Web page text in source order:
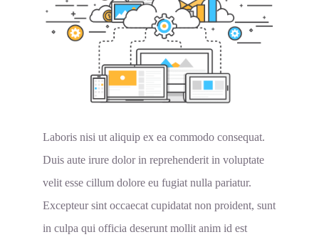
Laboris nisi ut aliquip ex ea commodo consequat.
Duis aute irure dolor in reprehenderit in voluptate
velit esse cillum dolore eu fugiat nulla pariatur.
Excepteur sint occaecat cupidatat non proident, sunt
in culpa qui officia deserunt mollit anim id est